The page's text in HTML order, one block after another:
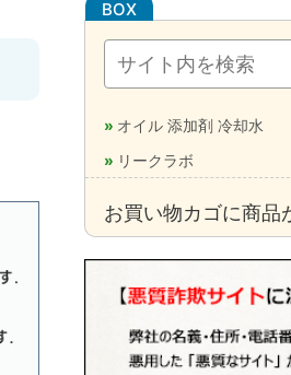
オイル 添加剤 冷却水
リークラボ
お買い物カゴに商品